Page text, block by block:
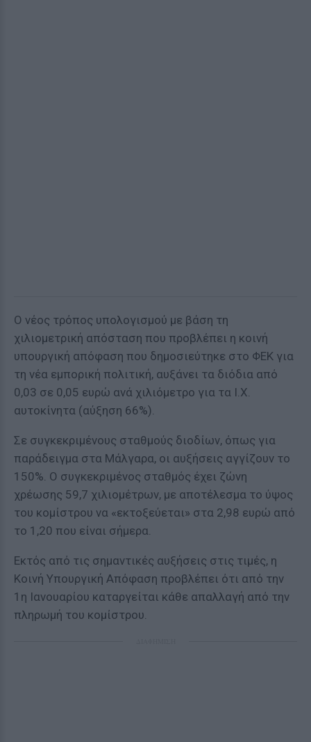
Ο νέος τρόπος υπολογισμού με βάση τη
χιλιομετρική απόσταση που προβλέπει η κοινή
υπουργική απόφαση που δημοσιεύτηκε στο ΦΕΚ για
τη νέα εμπορική πολιτική, αυξάνει τα διόδια από
0,03 σε 0,05 ευρώ ανά χιλιόμετρο για τα Ι.Χ.
αυτοκίνητα (αύξηση 66%).
Σε συγκεκριμένους σταθμούς διοδίων, όπως για
παράδειγμα στα Μάλγαρα, οι αυξήσεις αγγίζουν το
150%. Ο συγκεκριμένος σταθμός έχει ζώνη
χρέωσης 59,7 χιλιομέτρων, με αποτέλεσμα το ύψος
του κομίστρου να «εκτοξεύεται» στα 2,98 ευρώ από
το 1,20 που είναι σήμερα.
Εκτός από τις σημαντικές αυξήσεις στις τιμές, η
Κοινή Υπουργική Απόφαση προβλέπει ότι από την
1η Ιανουαρίου καταργείται κάθε απαλλαγή από την
πληρωμή του κομίστρου.